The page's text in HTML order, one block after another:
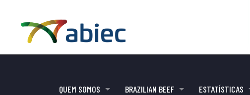
QUEM SOMOS BRAZILIAN BEEF ESTATÍSTICAS